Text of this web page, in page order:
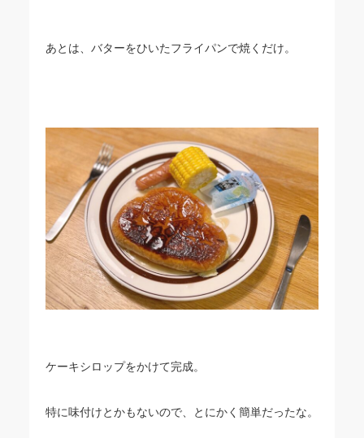
あとは、バターをひいたフライパンで焼くだけ。
ケーキシロップをかけて完成。
特に味付けとかもないので、とにかく簡単だったな。